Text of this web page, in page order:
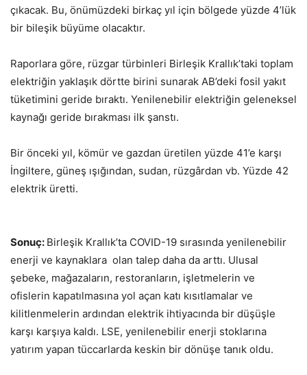
çıkacak. Bu, önümüzdeki birkaç yıl için bölgede yüzde 4’lük
bir bileşik büyüme olacaktır.
Raporlara göre, rüzgar türbinleri Birleşik Krallık’taki toplam
elektriğin yaklaşık dörtte birini sunarak AB’deki fosil yakıt
tüketimini geride bıraktı. Yenilenebilir elektriğin geleneksel
kaynağı geride bırakması ilk şanstı.
Bir önceki yıl, kömür ve gazdan üretilen yüzde 41’e karşı
İngiltere, güneş ışığından, sudan, rüzgârdan vb. Yüzde 42
elektrik üretti.
Sonuç: Birleşik Krallık’ta COVID-19 sırasında yenilenebilir
enerji ve kaynaklara olan talep daha da arttı. Ulusal
şebeke, mağazaların, restoranların, işletmelerin ve
ofislerin kapatılmasına yol açan katı kısıtlamalar ve
kilitlenmelerin ardından elektrik ihtiyacında bir düşüşle
karşı karşıya kaldı. LSE, yenilenebilir enerji stoklarına
yatırım yapan tüccarlarda keskin bir dönüşe tanık oldu.